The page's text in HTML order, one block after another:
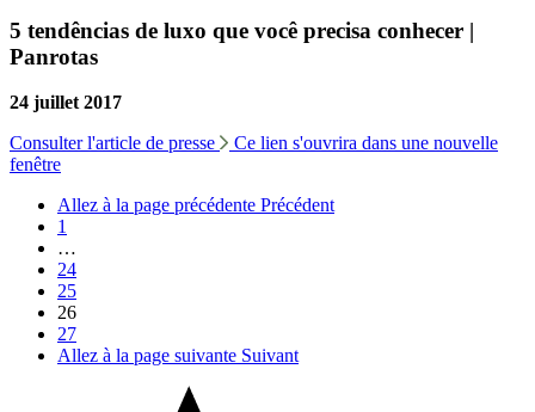
5 tendências de luxo que você precisa conhecer |
Panrotas
24 juillet 2017
Consulter l'article de presse
Ce lien s'ouvrira dans une nouvelle
fenêtre
Allez à la page précédente Précédent
1
…
24
25
26
27
Allez à la page suivante Suivant